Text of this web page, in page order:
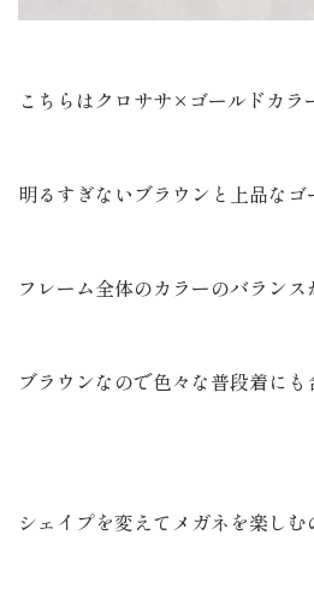
こちらはクロササ×ゴールドカラ
明るすぎないブラウンと上品な
フレーム全体のカラーのバランス
ブラウンなので色々な普段着にも
シェイプを変えてメガネを楽し